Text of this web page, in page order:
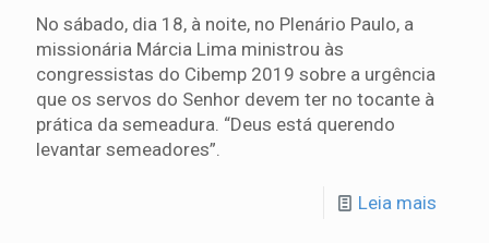
No sábado, dia 18, à noite, no Plenário Paulo, a
missionária Márcia Lima ministrou às
congressistas do Cibemp 2019 sobre a urgência
que os servos do Senhor devem ter no tocante à
prática da semeadura. “Deus está querendo
levantar semeadores”.
Leia mais